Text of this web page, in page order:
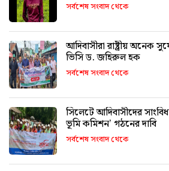
সর্বশেষ সংবাদ থেকে
আদিবাসীরা রাষ্ট্রীয় অনেক
ভিসি ড. জহিরুল হক
সর্বশেষ সংবাদ থেকে
সিলেটে আদিবাসীদের
ভূমি কমিশন’ গঠনের দাবি
সর্বশেষ সংবাদ থেকে